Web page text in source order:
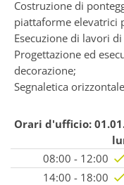
Costruzione di
piattaforme elevatrici
Esecuzione di lavori
Progettazione ed
decorazione;
Segnaletica
Orari d'ufficio:
08:00 - 12:00
14:00 - 18:00